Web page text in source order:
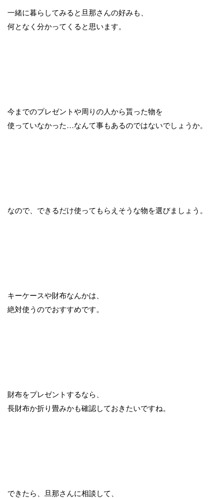
一緒に暮らしてみると旦那さんの好みも、
何となく分かってくると思います。
今までのプレゼントや周りの人から貰った物を
使っていなかった…なんて事もあるのではないでしょうか。
なので、できるだけ使ってもらえそうな物を選びましょう。
キーケースや財布なんかは、
絶対使うのでおすすめです。
財布をプレゼントするなら、
長財布か折り畳みかも確認しておきたいですね。
できたら、旦那さんに相談して、